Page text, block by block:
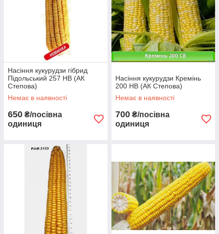
Насіння кукурудзи гібрид
Підольський 257 НВ (АК
Степова)
Немає в наявності
650 ₴/посівна
одиниця
Насіння кукурудзи Кремінь
200 НВ (АК Степова)
Немає в наявності
700 ₴/посівна
одиниця